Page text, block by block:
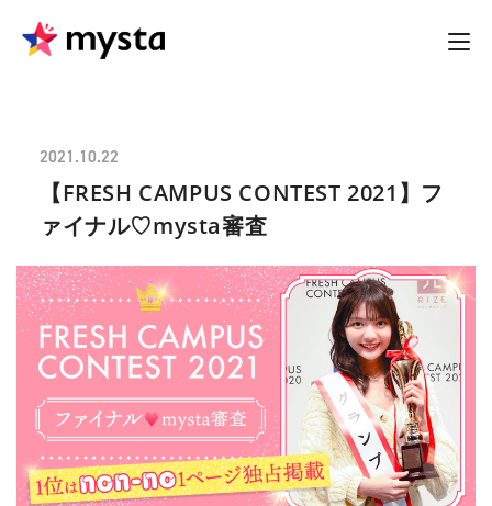
2021.10.22
【FRESH CAMPUS CONTEST 2021】フ
ァイナル♡mysta審査